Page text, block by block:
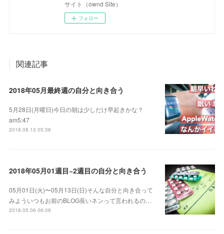
サイト（ownd Site）
フォロー
関連記事
2018年05月最終週の自分と向き合う
5月28日(月曜日)今日の朝は少しだけ早起きかな？
am5:47
2018.08.13 05:38
2018年05月01週目~2週目の自分と向き合う
05月01日(火)〜05月13日(日)そんな自分と向き合って
みよういつもお前のBLOG長いネンって言われるの…
2018.05.06 06:08